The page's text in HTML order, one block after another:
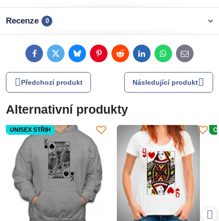
Recenze 0
FacebookTwitterBlueskyPinterestRedditLinkedInWhatsApp
E-
mail
Předchozí produkt Následující produkt
Alternativní produkty
UNISEX STŘIH